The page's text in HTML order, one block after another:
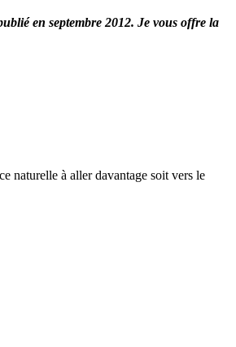
en septembre 2012. Je vous offre la
naturelle à aller davantage soit vers le